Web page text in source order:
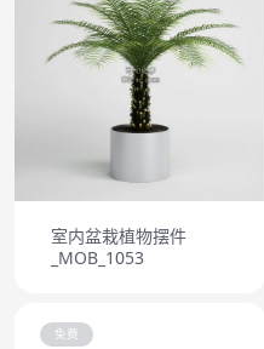
室内盆栽植物摆件
_MOB_1053
免费